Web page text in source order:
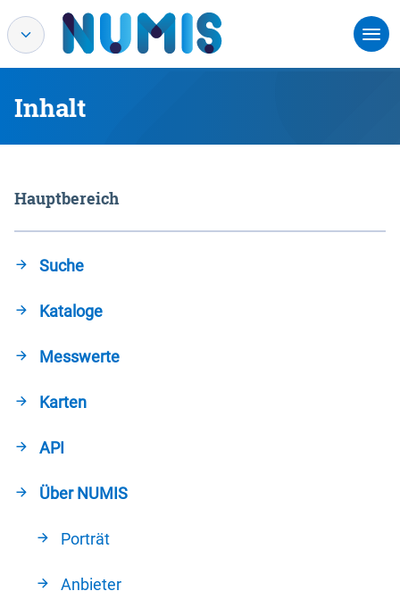
Inhalt
Hauptbereich
Suche
Kataloge
Messwerte
Karten
API
Über NUMIS
Porträt
Anbieter